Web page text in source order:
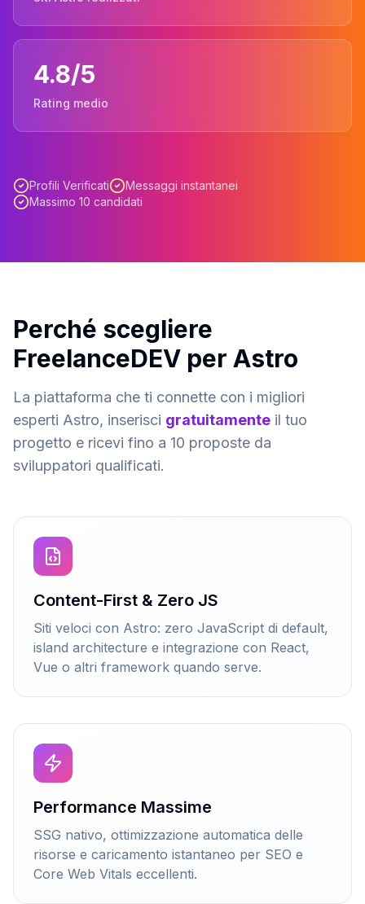
4.8/5
Rating medio
Profili Verificati
Messaggi instantanei
Massimo 10 candidati
Perché scegliere
FreelanceDEV per Astro
La piattaforma che ti connette con i migliori
esperti Astro, inserisci gratuitamente il tuo
progetto e ricevi fino a 10 proposte da
sviluppatori qualificati.
Content-First & Zero JS
Siti veloci con Astro: zero JavaScript di default,
island architecture e integrazione con React,
Vue o altri framework quando serve.
Performance Massime
SSG nativo, ottimizzazione automatica delle
risorse e caricamento istantaneo per SEO e
Core Web Vitals eccellenti.